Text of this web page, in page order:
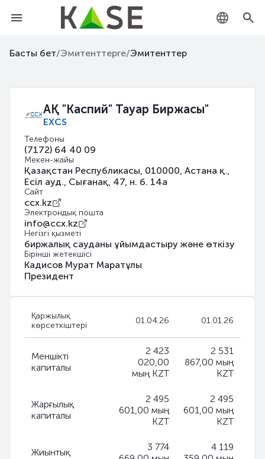
Басты бет/Эмитенттерге/Эмитенттер
АҚ "Каспий" Тауар Биржасы"
EXCS
Телефоны
(7172) 64 40 09
Мекен-жайы
Қазақстан Республикасы, 010000, Астана қ.,
Есiл ауд., Сығанақ, 47, н. б. 14а
Сайт
ccx.kz
Электрондық пошта
info@ccx.kz
Негізгі қызметі
биржалық сауданы ұйымдастыру және өткізу
Бірінші жетекшісі
Кадисов Мурат Маратұлы
Президент
Қаржылық
көрсеткіштері
01.04.26 01.01.26
Меншікті
капиталы
2 423
020,00
мың KZT
2 531
867,00 мың
KZT
Жарғылық
капиталы
2 495
601,00 мың
KZT
2 495
601,00 мың
KZT
Жиынтық
3 774
4 119